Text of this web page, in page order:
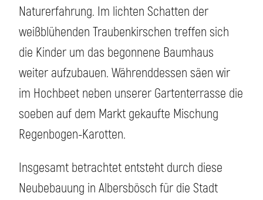
Naturerfahrung. Im lichten Schatten der
weißblühenden Traubenkirschen treffen sich
die Kinder um das begonnene Baumhaus
weiter aufzubauen. Währenddessen säen wir
im Hochbeet neben unserer Gartenterrasse die
soeben auf dem Markt gekaufte Mischung
Regenbogen-Karotten.
Insgesamt betrachtet entsteht durch diese
Neubebauung in Albersbösch für die Stadt